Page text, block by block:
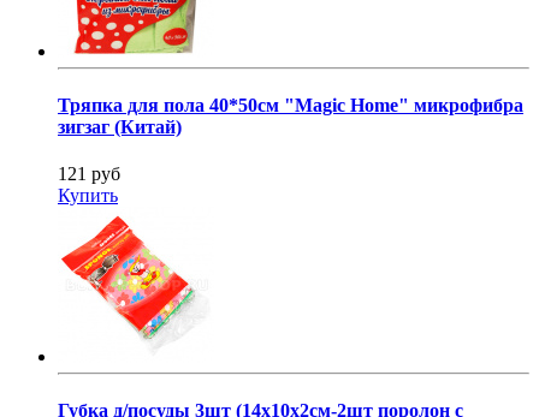
Тряпка для пола 40*50см "Magic Home" микрофибра
зигзаг (Китай)
121 руб
Купить
Губка д/посуды 3шт (14х10х2см-2шт поролон с